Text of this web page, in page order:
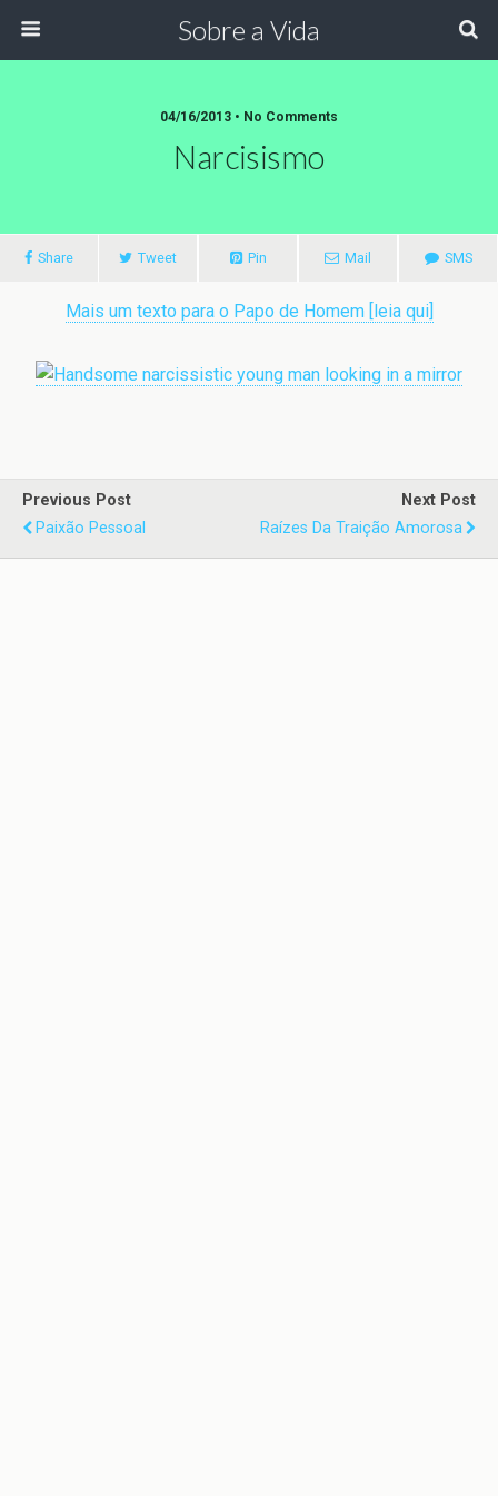
Sobre a Vida
04/16/2013 • No Comments
Narcisismo
Share Tweet Pin Mail SMS
Mais um texto para o Papo de Homem [leia qui]
Previous Post
Paixão Pessoal
Next Post
Raízes Da Traição Amorosa